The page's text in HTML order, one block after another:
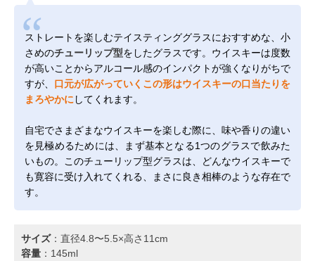
ストレートを楽しむテイスティンググラスにおすすめな、小
さめのチューリップ型をしたグラスです。ウイスキーは度数
が高いことからアルコール感のインパクトが強くなりがちで
すが、 口元が広がっていくこの形はウイスキーの口当たりを
まろやかに してくれます。
自宅でさまざまなウイスキーを楽しむ際に、味や香りの違い
を見極めるためには、まず基本となる1つのグラスで飲みた
いもの。このチューリップ型グラスは、どんなウイスキーで
も寛容に受け入れてくれる、まさに良き相棒のような存在で
す。
サイズ：直径4.8〜5.5×高さ11cm
容量 ：145ml